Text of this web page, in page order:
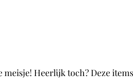
Heerlijk toch? Deze